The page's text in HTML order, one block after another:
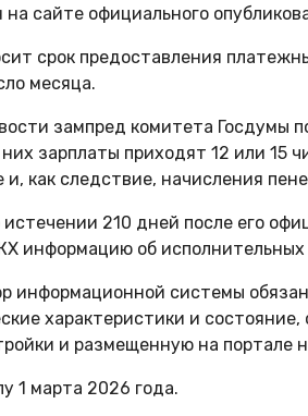
сайте официального
срок предоставления
месяца.
зампред комитета Госдумы
зарплаты приходят 12 или 15
и, как следствие, начисления
истечении 210 дней после его
информацию об исполнительных
информационной системы
характеристики и
и размещенную на
1 марта 2026 года.